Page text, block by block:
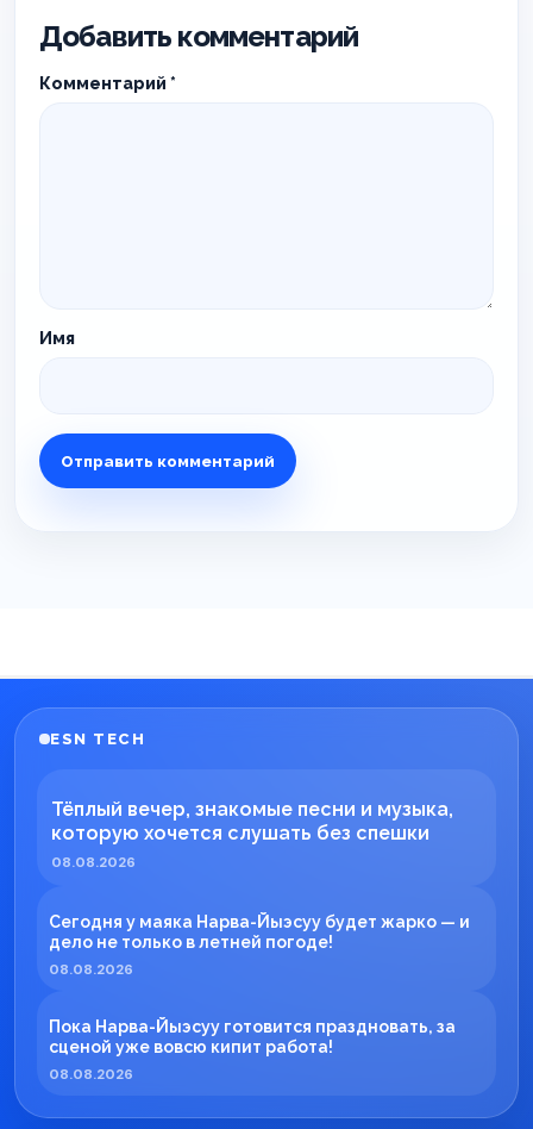
Добавить комментарий
Комментарий *
Имя
ESN TECH
Тёплый вечер, знакомые песни и музыка,
которую хочется слушать без спешки
08.08.2026
Сегодня у маяка Нарва-Йыэсуу будет жарко — и
дело не только в летней погоде!
08.08.2026
Пока Нарва-Йыэсуу готовится праздновать, за
сценой уже вовсю кипит работа!
08.08.2026